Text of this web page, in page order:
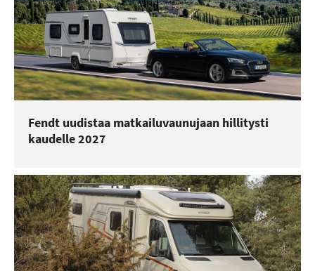
Fendt uudistaa matkailuvaunujaan hillitysti
kaudelle 2027